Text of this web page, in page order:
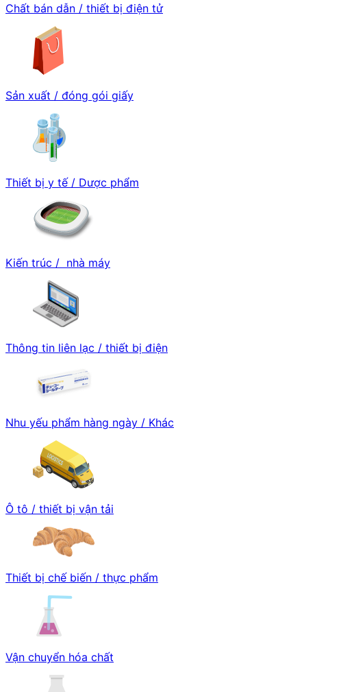
Chất bán dẫn / thiết bị điện tử
Sản xuất / đóng gói giấy
Thiết bị y tế / Dược phẩm
Kiến trúc / nhà máy
Thông tin liên lạc / thiết bị điện
Nhu yếu phẩm hàng ngày / Khác
Ô tô / thiết bị vận tải
Thiết bị chế biến / thực phẩm
Vận chuyển hóa chất